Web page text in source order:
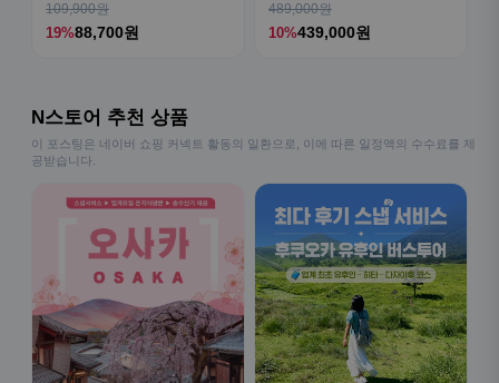
109,900원
19%88,700원
489,000원
10%439,000원
N스토어 추천 상품
이 포스팅은 네이버 쇼핑 커넥트 활동의 일환으로, 이에 따른 일정액의 수수료를 제
공받습니다.